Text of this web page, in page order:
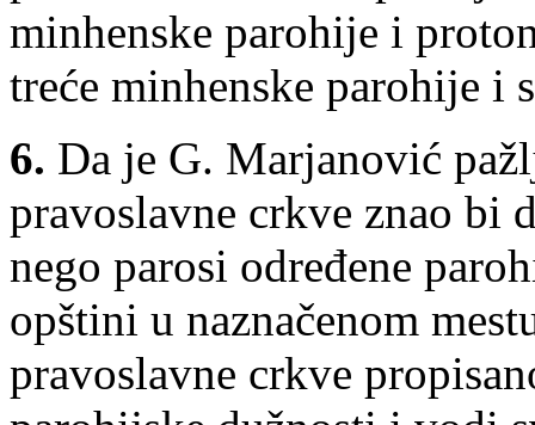
minhenske parohije i
treće minhenske parohije i
6. Da je G. Marjanović
pravoslavne crkve znao bi
nego parosi određene
opštini u naznačenom
pravoslavne crkve